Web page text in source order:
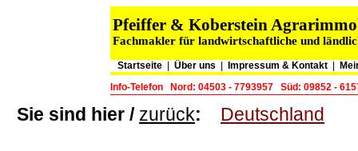
Pfeiffer & Koberstein
Fachmakler für landwirtschaftliche und
Startseite Über uns Impressum & Kontakt
Info-Telefon
Nord: 04503 - 7793957 Süd: 09852 -
Sie sind hier / zurück: Deutschland